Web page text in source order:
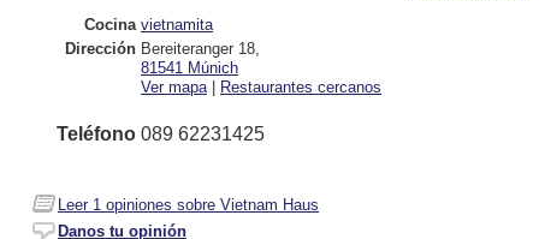
Cocina vietnamita
Dirección Bereiteranger 18
81541 Múnich
Ver mapa | Restaurantes cercanos
Teléfono 089 62231425
Leer 1 opiniones sobre Vietnam Haus
Danos tu opinión